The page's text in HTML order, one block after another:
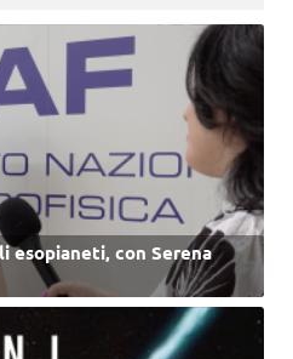
esopianeti, con Serena